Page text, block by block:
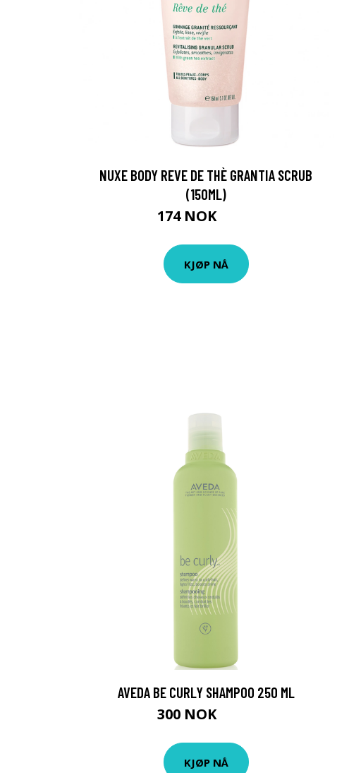
NUXE BODY REVE DE THÈ GRANTIA SCRUB
(150ML)
174 NOK
KJØP NÅ
AVEDA BE CURLY SHAMPOO 250 ML
300 NOK
KJØP NÅ